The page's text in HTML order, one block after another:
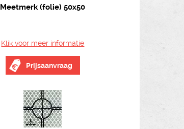
Meetmerk (folie) 50x50
Klik voor meer informatie
Prijsaanvraag